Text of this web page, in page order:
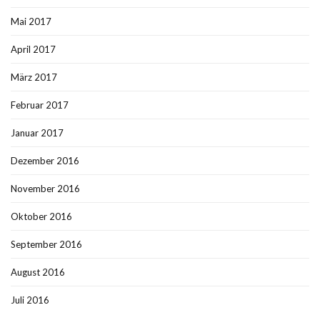
Mai 2017
April 2017
März 2017
Februar 2017
Januar 2017
Dezember 2016
November 2016
Oktober 2016
September 2016
August 2016
Juli 2016